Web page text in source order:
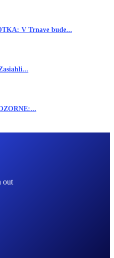
V Trnave bude...
out